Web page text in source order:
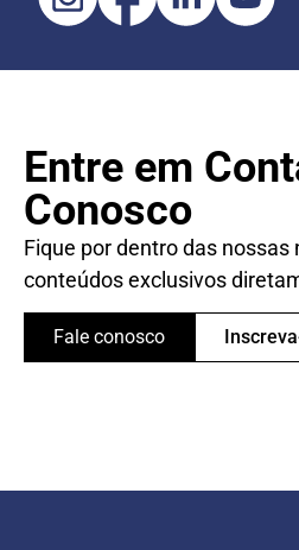
Entre em
Conosco
Fique por dentro das nossas
conteúdos exclusivos
Fale conosco